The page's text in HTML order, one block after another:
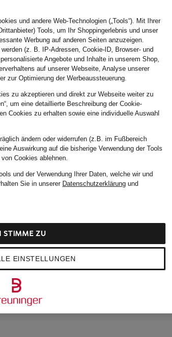
und andere Web-Technologien („Tools“). Mit Ihrer
Tools, um Ihr Shoppingerlebnis und unser
Werbung auf anderen Seiten anzuzeigen.
(z. B. IP-Adressen, Cookie-ID, Browser- und
Angebote und Inhalte in unserem Shop,
auf unserer Webseite, Analyse unserer
zur Optimierung der Werbeaussteuerung.
zu akzeptieren und direkt zur Webseite weiter zu
um eine detaillierte Beschreibung der Cookie-
Cookies zu erhalten sowie eine individuelle Auswahl
ändern oder widerrufen (z.B. im Fußbereich
Auswirkung auf die bisherige Verwendung der Tools
Cookies ablehnen.
und der Verwendung Ihrer Daten, welche wir und
Sie in unserer Datenschutzerklärung und
EINSTELLUNGEN
STIMME ZU